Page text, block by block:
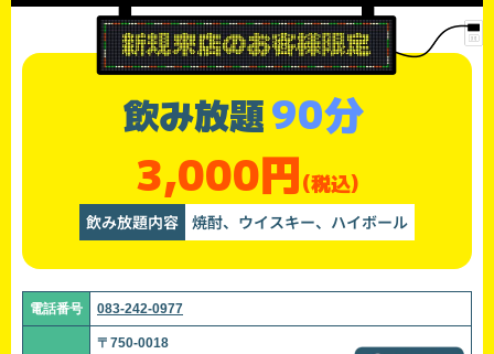
飲み放題90分
3,000円(税込)
飲み放題内容 焼酎、ウイスキー、ハイボール
電話番号 083-242-0977
〒750-0018